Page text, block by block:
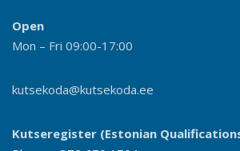
Open
Mon – Fri 09:00-17:00
kutsekoda@kutsekoda.ee
Kutseregister (Estonian